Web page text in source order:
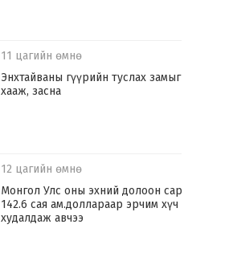
11 цагийн өмнө
Энхтайваны гүүрийн туслах замыг
хааж, засна
12 цагийн өмнө
Монгол Улс оны эхний долоон сард
142.6 сая ам.доллараар эрчим хүч
худалдаж авчээ